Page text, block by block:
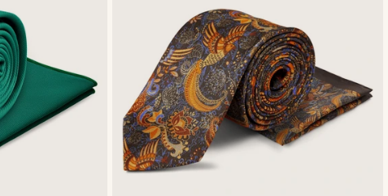
Madala hind
Kõrgeim hind